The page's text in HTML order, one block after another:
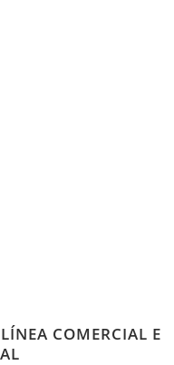
COMERCIAL E